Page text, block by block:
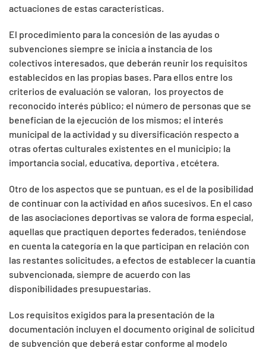
actuaciones de estas características.
El procedimiento para la concesión de las ayudas o
subvenciones siempre se inicia a instancia de los
colectivos interesados, que deberán reunir los requisitos
establecidos en las propias bases. Para ellos entre los
criterios de evaluación se valoran, los proyectos de
reconocido interés público; el número de personas que se
benefician de la ejecución de los mismos; el interés
municipal de la actividad y su diversificación respecto a
otras ofertas culturales existentes en el municipio; la
importancia social, educativa, deportiva , etcétera.
Otro de los aspectos que se puntuan, es el de la posibilidad
de continuar con la actividad en años sucesivos. En el caso
de las asociaciones deportivas se valora de forma especial,
aquellas que practiquen deportes federados, teniéndose
en cuenta la categoría en la que participan en relación con
las restantes solicitudes, a efectos de establecer la cuantía
subvencionada, siempre de acuerdo con las
disponibilidades presupuestarias.
Los requisitos exigidos para la presentación de la
documentación incluyen el documento original de solicitud
de subvención que deberá estar conforme al modelo